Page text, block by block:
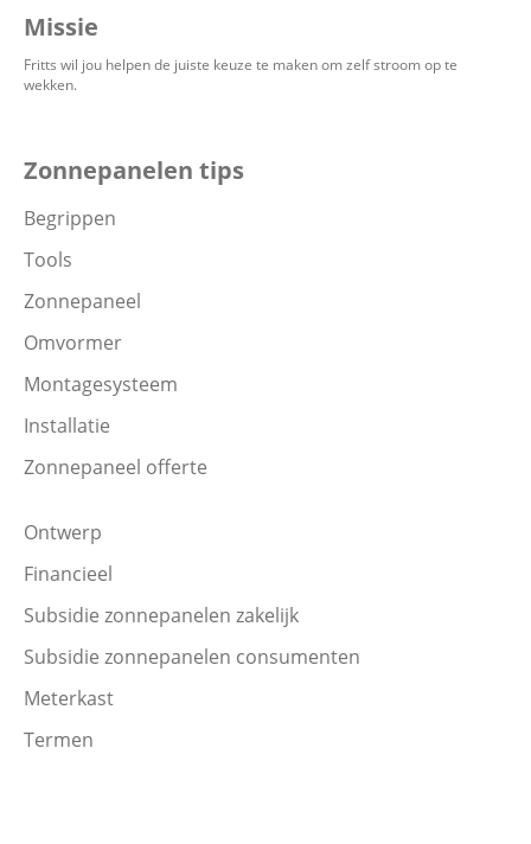
Missie
Fritts wil jou helpen de juiste keuze te maken om zelf stroom op te
wekken.
Zonnepanelen tips
Begrippen
Tools
Zonnepaneel
Omvormer
Montagesysteem
Installatie
Zonnepaneel offerte
Ontwerp
Financieel
Subsidie zonnepanelen zakelijk
Subsidie zonnepanelen consumenten
Meterkast
Termen